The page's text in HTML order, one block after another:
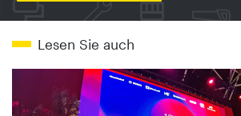
Lesen Sie auch